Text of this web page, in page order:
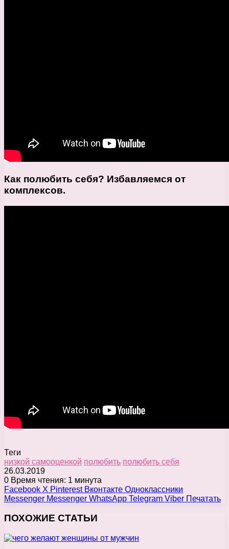
Как полюбить себя? Избавляемся от
комплексов.
Теги
низкой самооценкой полюбить полюбить себя
26.03.2019
0 Время чтения: 1 минута
Facebook X Pinterest Вконтакте Одноклассники
Messenger Messenger WhatsApp Telegram Viber Печатать
ПОХОЖИЕ СТАТЬИ